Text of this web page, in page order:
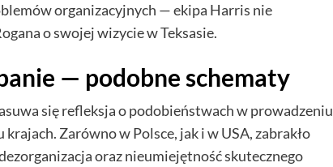
organizacyjnych — ekipa Harris nie
o swojej wizycie w Teksasie.
— podobne schematy
się refleksja o podobieństwach w prowadzeniu
Zarówno w Polsce, jak i w USA, zabrakło
oraz nieumiejętność skutecznego